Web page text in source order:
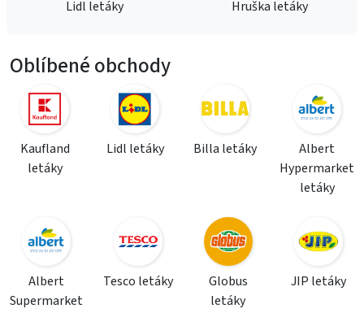
Lidl letáky Hruška letáky
Oblíbené obchody
Kaufland
letáky
Lidl letáky Billa letáky
Albert
Hypermarket
letáky
Albert
Supermarket
Tesco letáky
Globus
letáky
JIP letáky